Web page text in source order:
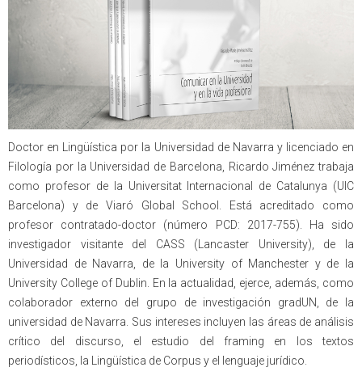
Doctor en Lingüística por la Universidad de Navarra y licenciado en
Filología por la Universidad de Barcelona, Ricardo Jiménez trabaja
como profesor de la Universitat Internacional de Catalunya (UIC
Barcelona) y de Viaró Global School. Está acreditado como
profesor contratado-doctor (número PCD: 2017-755). Ha sido
investigador visitante del CASS (Lancaster University), de la
Universidad de Navarra, de la University of Manchester y de la
University College of Dublin. En la actualidad, ejerce, además, como
colaborador externo del grupo de investigación gradUN, de la
universidad de Navarra. Sus intereses incluyen las áreas de análisis
crítico del discurso, el estudio del framing en los textos
periodísticos, la Lingüística de Corpus y el lenguaje jurídico.